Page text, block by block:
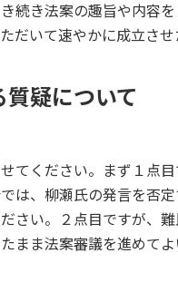
続き法案の趣旨や内容
だいて速やかに成立させ
疑について
てください。まず１点
は、柳瀬氏の発言を否
さい。２点目ですが、
まま法案審議を進めて